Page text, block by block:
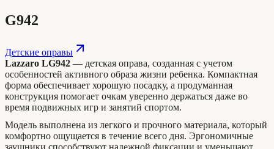
G942
Детские оправы
Lazzaro LG942 — детская оправа, созданная с учетом
особенностей активного образа жизни ребенка. Компактная
форма обеспечивает хорошую посадку, а продуманная
конструкция помогает очкам уверенно держаться даже во
время подвижных игр и занятий спортом.
Модель выполнена из легкого и прочного материала, который
комфортно ощущается в течение всего дня. Эргономичные
заушники способствуют надежной фиксации и уменьшают